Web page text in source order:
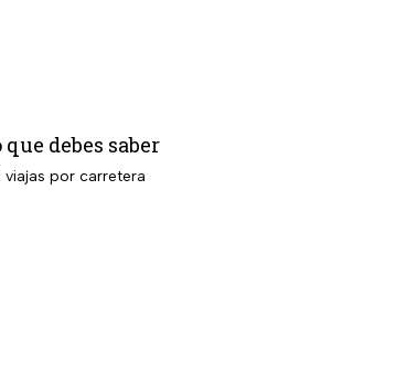
debes saber
por carretera